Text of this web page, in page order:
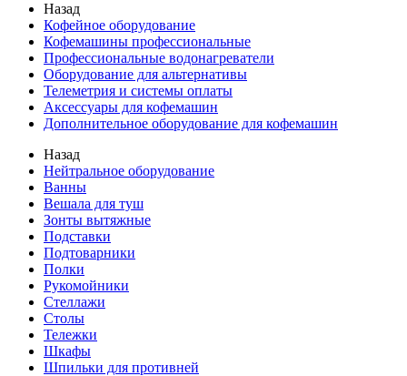
Назад
Кофейное оборудование
Кофемашины профессиональные
Профессиональные водонагреватели
Оборудование для альтернативы
Телеметрия и системы оплаты
Аксессуары для кофемашин
Дополнительное оборудование для кофемашин
Назад
Нейтральное оборудование
Ванны
Вешала для туш
Зонты вытяжные
Подставки
Подтоварники
Полки
Рукомойники
Стеллажи
Столы
Тележки
Шкафы
Шпильки для противней